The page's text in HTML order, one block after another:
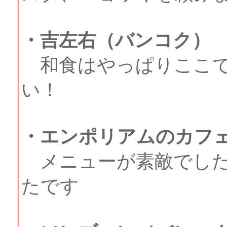
・吉左右（バンコク）
和食はやっぱりここ
い！
・エンポリアムのカフ
メニューが素敵でし
たです